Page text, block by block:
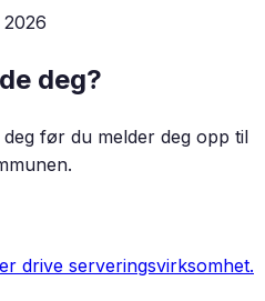
deg?
før du melder deg opp til
drive serveringsvirksomhet.